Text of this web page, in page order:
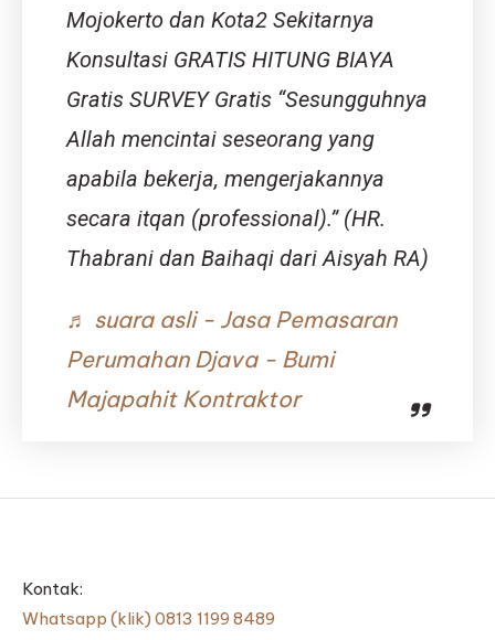
Djava
Panen
Mojokerto dan Kota2 Sekitarnya
Konsultasi GRATIS HITUNG BIAYA
Gratis SURVEY Gratis “Sesungguhnya
Allah mencintai seseorang yang
apabila bekerja, mengerjakannya
secara itqan (professional).” (HR.
Thabrani dan Baihaqi dari Aisyah RA)
♬ suara asli - Jasa Pemasaran
Perumahan Djava - Bumi
Majapahit Kontraktor
Kontak:
Whatsapp (klik) 0813 1199 8489